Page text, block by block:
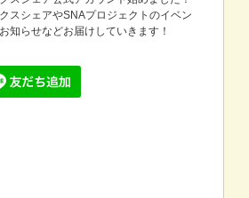
スシェアやSNAプロジェクトのイベン
知らせなどお届けしていきます！